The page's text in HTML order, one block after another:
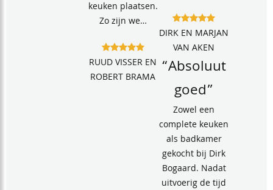
keuken plaatsen.
Zo zijn we…
RUUD VISSER EN
ROBERT BRAMA
DIRK EN MARJAN
VAN AKEN
“Absoluut
goed”
Zowel een
complete keuken
als badkamer
gekocht bij Dirk
Bogaard. Nadat
uitvoerig de tijd